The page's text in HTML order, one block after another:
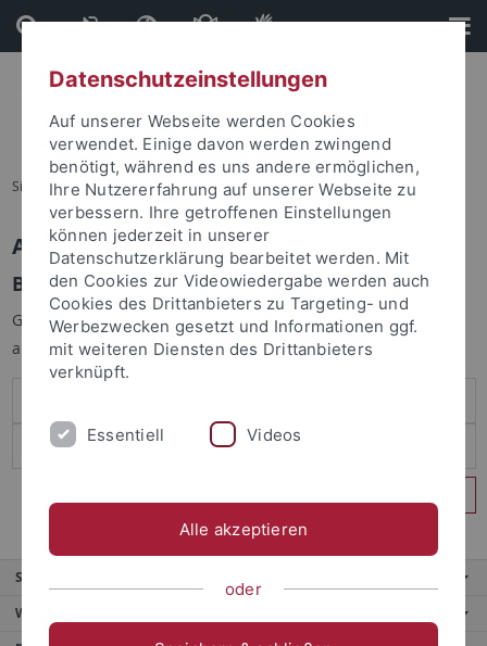
Direkt
zum
Inhalt
Direkt
zur
Fußleiste
Sie sind hier: Startseite
Anmelden
Benutzeranmeldung
Geben Sie Ihren Benutzernamen und Ihr Passwort an um sich
anzumelden:
Service
Weitere Angebote
Datenschutzeinstellungen
Auf unserer Webseite werden Cookies
verwendet. Einige davon werden zwingend
benötigt, während es uns andere ermöglichen,
Ihre Nutzererfahrung auf unserer Webseite zu
verbessern. Ihre getroffenen Einstellungen
können jederzeit in unserer
Datenschutzerklärung bearbeitet werden. Mit
den Cookies zur Videowiedergabe werden auch
Cookies des Drittanbieters zu Targeting- und
Werbezwecken gesetzt und Informationen ggf.
mit weiteren Diensten des Drittanbieters
verknüpft.
Essentiell Videos
Alle akzeptieren
oder